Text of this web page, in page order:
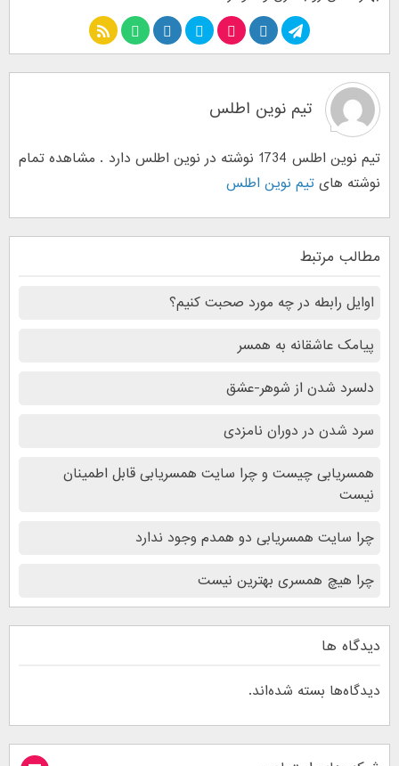
تیم نوین اطلس
تیم نوین اطلس 1734 نوشته در نوین اطلس دارد . مشاهده تمام
نوشته های تیم نوین اطلس
مطالب مرتبط
اوایل رابطه در چه مورد صحبت کنیم؟
پیامک عاشقانه به همسر
دلسرد شدن از شوهر-عشق
سرد شدن در دوران نامزدی
همسریابی چیست و چرا سایت همسریابی قابل اطمینان
نیست
چرا سایت همسریابی دو همدم وجود ندارد
چرا هیچ همسری بهترین نیست
دیدگاه ها
دیدگاه‌ها بسته شده‌اند.